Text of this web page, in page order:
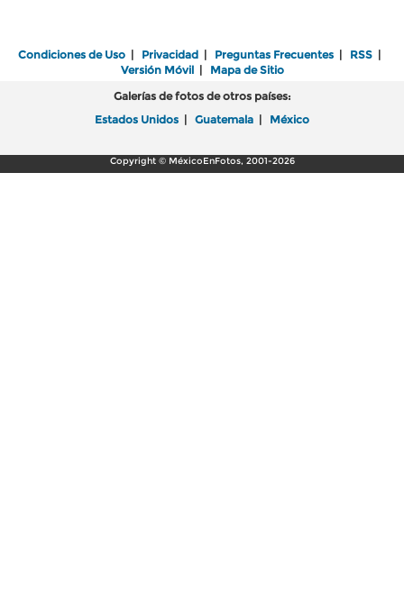
Condiciones de Uso | Privacidad | Preguntas Frecuentes | RSS |
Versión Móvil| Mapa de Sitio
Galerías de fotos de otros países:
Estados Unidos | Guatemala | México
Copyright © MéxicoEnFotos, 2001-2026